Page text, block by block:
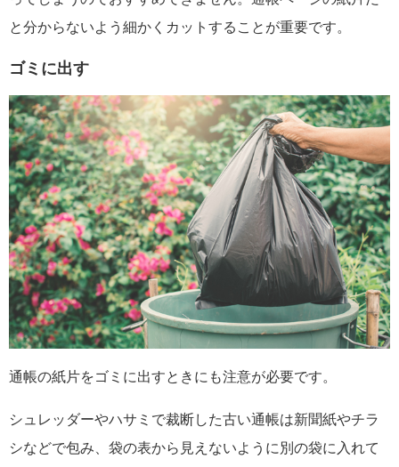
と分からないよう細かくカットすることが重要です。
ゴミに出す
通帳の紙片をゴミに出すときにも注意が必要です。
シュレッダーやハサミで裁断した古い通帳は新聞紙やチラ
シなどで包み、袋の表から見えないように別の袋に入れて